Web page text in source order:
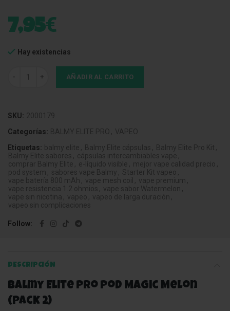
7,95€
Hay existencias
Balmy Elite Pro Pod Magic Melon (Pack 2) cantidad
AÑADIR AL CARRITO
SKU: 2000179
Categorías: BALMY ELITE PRO , VAPEO
Etiquetas:
balmy elite , Balmy Elite cápsulas , Balmy Elite Pro Kit ,
Balmy Elite sabores , cápsulas intercambiables vape ,
comprar Balmy Elite , e-líquido visible , mejor vape calidad precio ,
pod system , sabores vape Balmy , Starter Kit vapeo ,
vape batería 800 mAh , vape mesh coil , vape premium ,
vape resistencia 1.2 ohmios , vape sabor Watermelon ,
vape sin nicotina , vapeo , vapeo de larga duración ,
vapeo sin complicaciones
Follow
DESCRIPCIÓN
Balmy Elite Pro Pod Magic Melon
(Pack 2)